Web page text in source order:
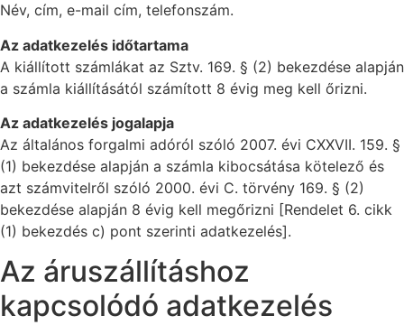
Név, cím, e-mail cím, telefonszám.
Az adatkezelés időtartama
A kiállított számlákat az Sztv. 169. § (2) bekezdése alapján
a számla kiállításától számított 8 évig meg kell őrizni.
Az adatkezelés jogalapja
Az általános forgalmi adóról szóló 2007. évi CXXVII. 159. §
(1) bekezdése alapján a számla kibocsátása kötelező és
azt számvitelről szóló 2000. évi C. törvény 169. § (2)
bekezdése alapján 8 évig kell megőrizni [Rendelet 6. cikk
(1) bekezdés c) pont szerinti adatkezelés].
Az áruszállításhoz
kapcsolódó adatkezelés